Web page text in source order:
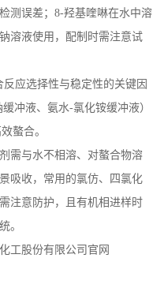
测误差； 8-羟基喹啉在水中溶
溶液使用，配制时需注意试
反应选择性与稳定性的关键因
缓冲液、氨水-氯化铵缓冲液）
螯合。
需与水不相溶、对螯合物溶
吸收，常用的氯仿、四氯化
注意防护，且有机相进样时
。
工股份有限公司官网